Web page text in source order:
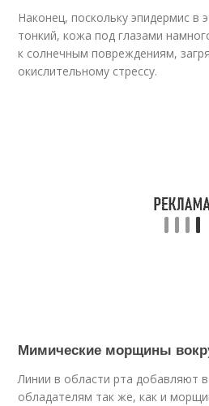
Наконец, поскольку эпидермис в
тонкий, кожа под глазами
к солнечным повреждениям,
окислительному стрессу.
Мимические морщины
Линии в области рта добавляют
обладателям так же, как и